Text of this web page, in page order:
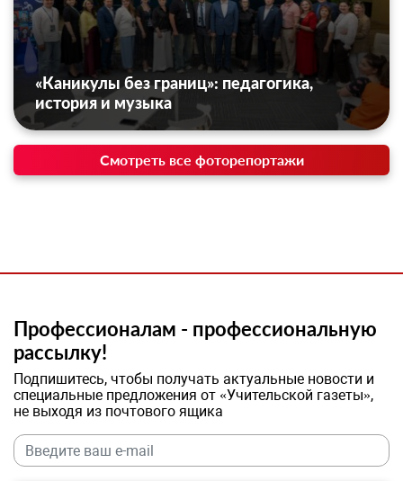
«Каникулы без границ»: педагогика,
история и музыка
Смотреть все фоторепортажи
Профессионалам - профессиональную
рассылку!
Подпишитесь, чтобы получать актуальные новости и
специальные предложения от «Учительской газеты»,
не выходя из почтового ящика